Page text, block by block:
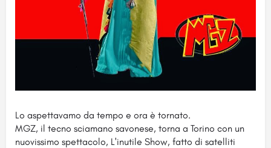
Lo aspettavamo da tempo e ora è tornato.
MGZ, il tecno sciamano savonese, torna a Torino con un
nuovissimo spettacolo, L'inutile Show, fatto di satelliti